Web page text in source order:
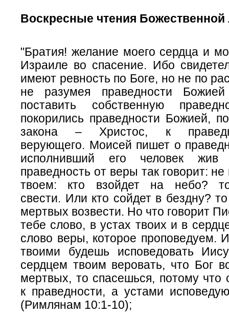
Воскресные чтения Божественной
"Братия! желание моего сердца и
Израиле во спасение. Ибо
имеют ревность по Боге, но не по
не разумея праведности
поставить собственную
покорились праведности Божией,
закона – Христос, к
верующего. Моисей пишет о
исполнивший его человек
праведность от веры так говорит: не
твоем: кто взойдет на небо?
свести. Или кто сойдет в бездну?
мертвых возвести. Но что говорит
тебе слово, в устах твоих и в
слово веры, которое проповедуем.
твоими будешь исповедовать
сердцем твоим веровать, что Бог
мертвых, то спасешься, потому что
к праведности, а устами
(Римлянам 10:1-10);